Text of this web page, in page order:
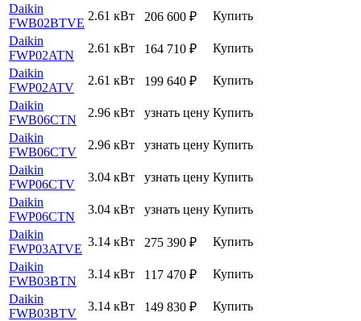
Daikin
FWB02BTVE
2.61 кВт 206 600 ₽
Купить
Daikin
FWP02ATN
2.61 кВт 164 710 ₽
Купить
Daikin
FWP02ATV
2.61 кВт 199 640 ₽
Купить
Daikin
FWB06CTN
2.96 кВт узнать цену Купить
Daikin
FWB06CTV
2.96 кВт узнать цену Купить
Daikin
FWP06CTV
3.04 кВт узнать цену Купить
Daikin
FWP06CTN
3.04 кВт узнать цену Купить
Daikin
FWP03ATVE
3.14 кВт 275 390 ₽
Купить
Daikin
FWB03BTN
3.14 кВт 117 470 ₽
Купить
Daikin
FWB03BTV
3.14 кВт 149 830 ₽
Купить